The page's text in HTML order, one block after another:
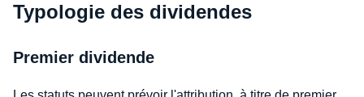
Typologie des dividendes
Premier dividende